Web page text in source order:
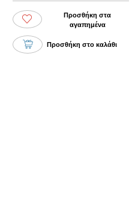
Προσθήκη στα
αγαπημένα
Προσθήκη στο καλάθι